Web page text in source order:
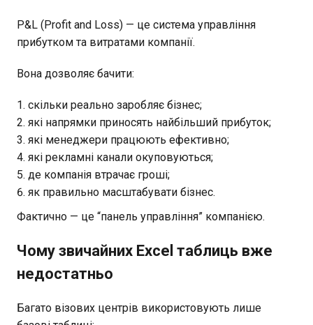
P&L (Profit and Loss) — це система управління
прибутком та витратами компанії.
Вона дозволяє бачити:
скільки реально заробляє бізнес;
які напрямки приносять найбільший прибуток;
які менеджери працюють ефективно;
які рекламні канали окуповуються;
де компанія втрачає гроші;
як правильно масштабувати бізнес.
Фактично — це “панель управління” компанією.
Чому звичайних Excel таблиць вже
недостатньо
Багато візових центрів використовують лише